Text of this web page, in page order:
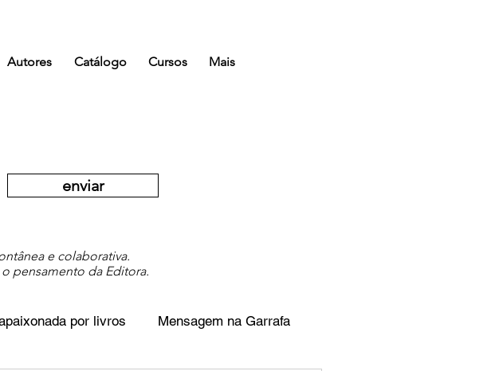
Autores Catálogo Cursos Mais
enviar
e colaborativa.
pensamento da Editora.
por livros Mensagem na Garrafa